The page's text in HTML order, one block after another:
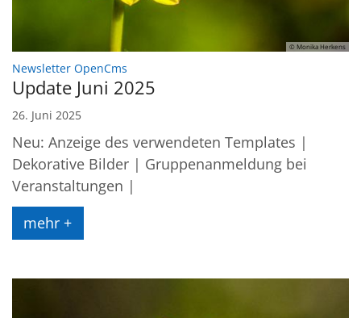
© Monika Herkens
Newsletter OpenCms
Update Juni 2025
26. Juni 2025
Neu: Anzeige des verwendeten Templates |
Dekorative Bilder | Gruppenanmeldung bei
Veranstaltungen |
mehr +